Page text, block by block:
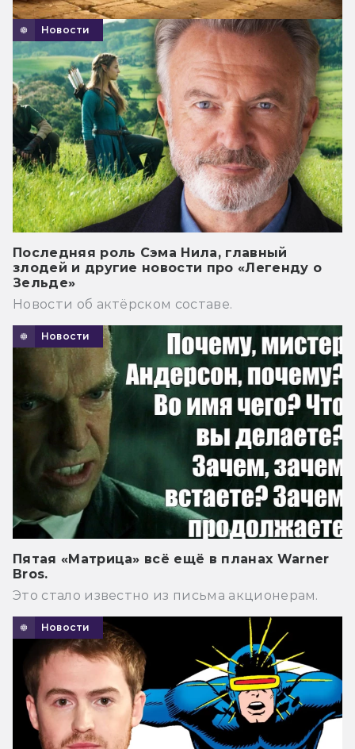
Новости
Последняя роль Сэма Нила, главный
злодей и другие новости про «Легенду о
Зельде»
Новости об актёрском составе.
Новости
Пятая «Матрица» всё ещё в планах Warner
Bros.
Это стало известно из письма акционерам.
Новости